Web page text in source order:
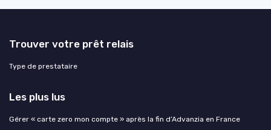
Trouver votre prêt relais
Type de prestataire
Les plus lus
Gérer « carte zero mon compte » après la fin d’Advanzia en France